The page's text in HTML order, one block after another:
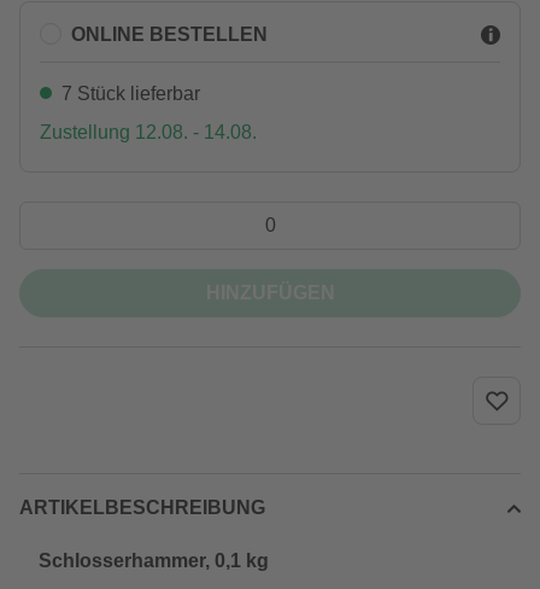
ONLINE BESTELLEN
7 Stück lieferbar
Zustellung 12.08. - 14.08.
ARTIKELBESCHREIBUNG
Schlosserhammer, 0,1 kg